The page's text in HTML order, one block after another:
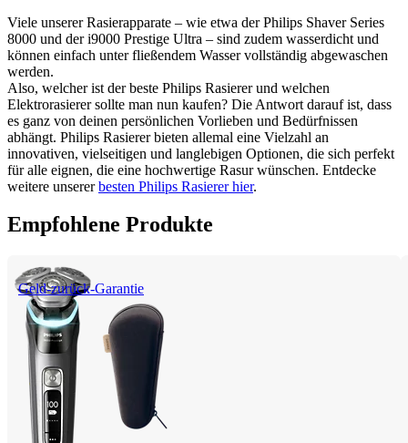
Viele unserer Rasierapparate – wie etwa der Philips Shaver Series
8000 und der i9000 Prestige Ultra – sind zudem wasserdicht und
können einfach unter fließendem Wasser vollständig abgewaschen
werden.
Also, welcher ist der beste Philips Rasierer und welchen
Elektrorasierer sollte man nun kaufen? Die Antwort darauf ist, dass
es ganz von deinen persönlichen Vorlieben und Bedürfnissen
abhängt. Philips Rasierer bieten allemal eine Vielzahl an
innovativen, vielseitigen und langlebigen Optionen, die sich perfekt
für alle eignen, die eine hochwertige Rasur wünschen. Entdecke
weitere unserer besten Philips Rasierer hier.
Empfohlene Produkte
Geld-zurück-Garantie